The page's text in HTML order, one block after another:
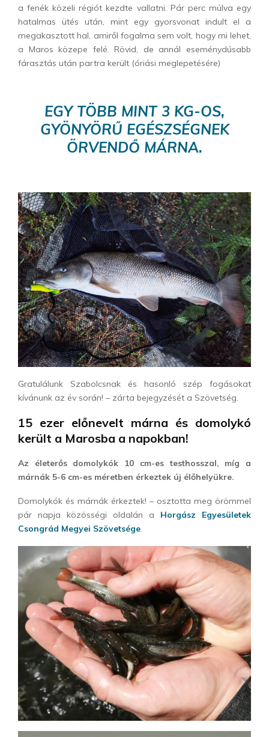
a fenék közeli régiót kezdte vallatni. Pár perc múlva egy
hatalmas ütés után, mint egy gyorsvonat indult el a
megakasztott hal, amiről fogalma sem volt, hogy mi lehet,
a Maros közepe felé. Rövid, de annál eseménydúsabb
fárasztás után partra került (óriási meglepetésére)
EGY TÖBB MINT 3 KG-OS,
GYÖNYÖRŰ EGÉSZSÉGNEK
ÖRVENDŐ MÁRNA.
Gratulálunk Szabolcsnak és hasonló szép fogásokat
kívánunk az év során! – zárta bejegyzését a Szövetség.
15 ezer előnevelt márna és domolykó
került a Marosba a napokban!
Az életerős domolykók 10 cm-es testhosszal, míg a
márnák 5-6 cm-es méretben érkeztek új élőhelyükre.
Domolykók és márnák érkeztek! – osztotta meg örömmel
pár napja közösségi oldalán a Horgász Egyesületek
Csongrád Megyei Szövetsége.